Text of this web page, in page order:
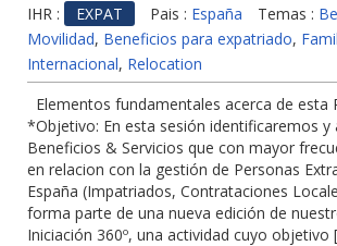
IHR :
EXPAT Pais : España Temas :
Movilidad, Beneficios para expatriado,
Internacional, Relocation
Elementos fundamentales acerca de esta
*Objetivo: En esta sesión identificaremos y
Beneficios & Servicios que con mayor
en relacion con la gestión de Personas
España (Impatriados, Contrataciones
forma parte de una nueva edición de
Iniciación 360º, una actividad cuyo objetivo